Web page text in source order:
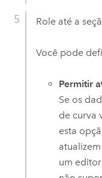
Role até a
Você pode
Permitir
Se os
de curva
esta
um